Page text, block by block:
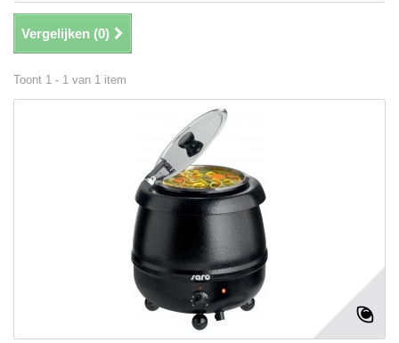
Vergelijken (0)
Toont 1 - 1 van 1 item